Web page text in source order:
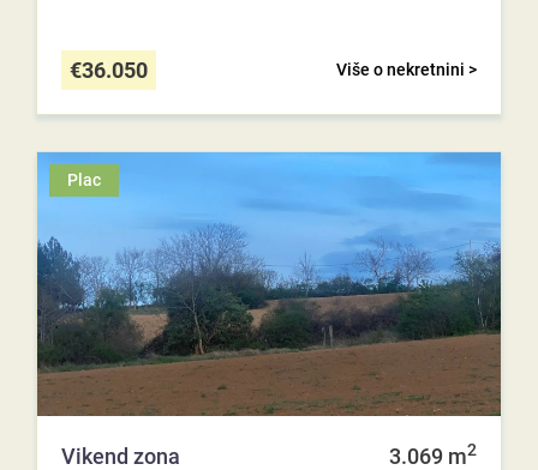
Više o nekretnini >
€36.050
Plac
Vikend zona 3.069 m2